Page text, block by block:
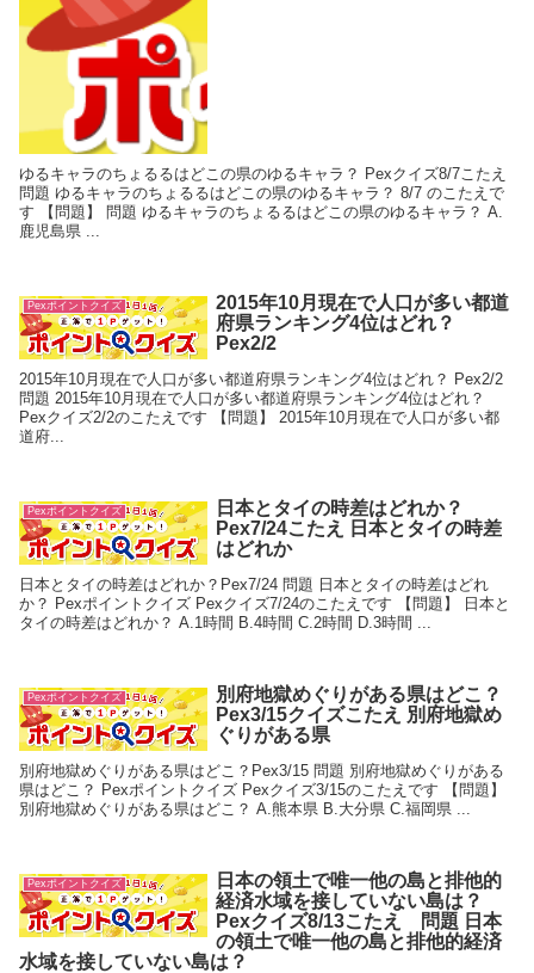
ゆるキャラのちょるるはどこの県のゆるキャラ？ Pexクイズ8/7こたえ
問題 ゆるキャラのちょるるはどこの県のゆるキャラ？ 8/7 のこたえで
す 【問題】 問題 ゆるキャラのちょるるはどこの県のゆるキャラ？ A.
鹿児島県 ...
Pexポイントクイズ
2015年10月現在で人口が多い都道
府県ランキング4位はどれ？
Pex2/2
2015年10月現在で人口が多い都道府県ランキング4位はどれ？ Pex2/2
問題 2015年10月現在で人口が多い都道府県ランキング4位はどれ？
Pexクイズ2/2のこたえです 【問題】 2015年10月現在で人口が多い都
道府...
Pexポイントクイズ
日本とタイの時差はどれか？
Pex7/24こたえ 日本とタイの時差
はどれか
日本とタイの時差はどれか？Pex7/24 問題 日本とタイの時差はどれ
か？ Pexポイントクイズ Pexクイズ7/24のこたえです 【問題】 日本と
タイの時差はどれか？ A.1時間 B.4時間 C.2時間 D.3時間 ...
Pexポイントクイズ
別府地獄めぐりがある県はどこ？
Pex3/15クイズこたえ 別府地獄め
ぐりがある県
別府地獄めぐりがある県はどこ？Pex3/15 問題 別府地獄めぐりがある
県はどこ？ Pexポイントクイズ Pexクイズ3/15のこたえです 【問題】
別府地獄めぐりがある県はどこ？ A.熊本県 B.大分県 C.福岡県 ...
Pexポイントクイズ
日本の領土で唯一他の島と排他的
経済水域を接していない島は？
Pexクイズ8/13こたえ 問題 日本
の領土で唯一他の島と排他的経済
水域を接していない島は？